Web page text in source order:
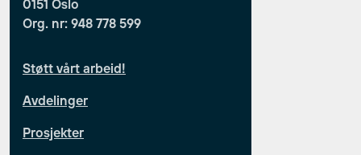
0151 Oslo
Org. nr: 948 778 599
Støtt vårt arbeid!
Avdelinger
Prosjekter